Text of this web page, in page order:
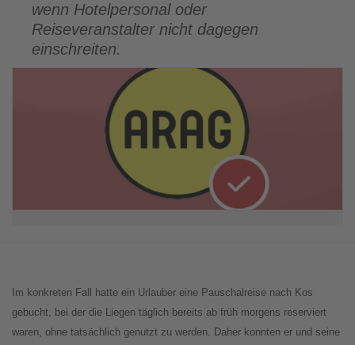
wenn Hotelpersonal oder
Reiseveranstalter nicht dagegen
einschreiten.
Im konkreten Fall hatte ein Urlauber eine Pauschalreise nach Kos
gebucht, bei der die Liegen täglich bereits ab früh morgens reserviert
waren, ohne tatsächlich genutzt zu werden. Daher konnten er und seine